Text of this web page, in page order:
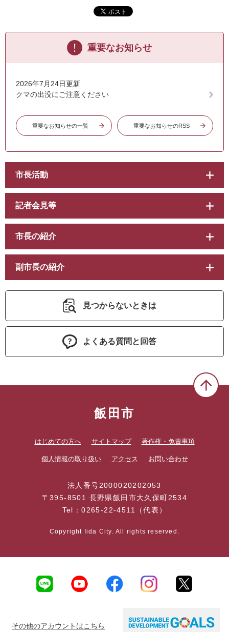
重要なお知らせ
2026年7月24日更新
クマの出没にご注意ください
重要なお知らせの一覧 重要なお知らせのRSS
市長活動
記者会見等
市長の紹介
副市長の紹介
見つからないときは
よくある質問と回答
飯田市
はじめての方へ サイトマップ 著作権・免責事項
個人情報の取り扱い アクセス お問い合わせ
法人番号2000020202053
〒395-8501 長野県飯田市大久保町2534
Tel：0265-22-4511（代表）
Copyright Iida City. All rights reserved.
その他のアカウントはこちら